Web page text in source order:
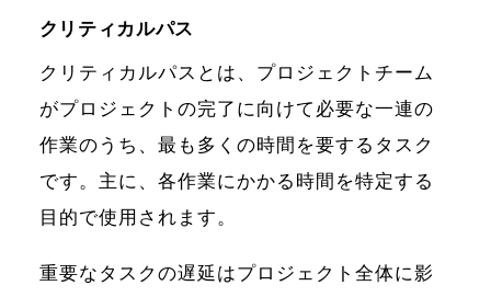
クリティカルパス
クリティカルパスとは、プロジェクトチーム
がプロジェクトの完了に向けて必要な一連の
作業のうち、最も多くの時間を要するタスク
です。主に、各作業にかかる時間を特定する
目的で使用されます。
重要なタスクの遅延はプロジェクト全体に影